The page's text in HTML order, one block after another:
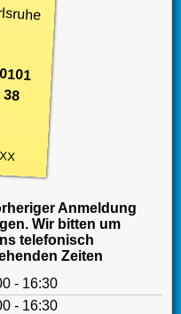
38
Anmeldung
Wir bitten um
telefonisch
Zeiten
- 16:30
- 16:30